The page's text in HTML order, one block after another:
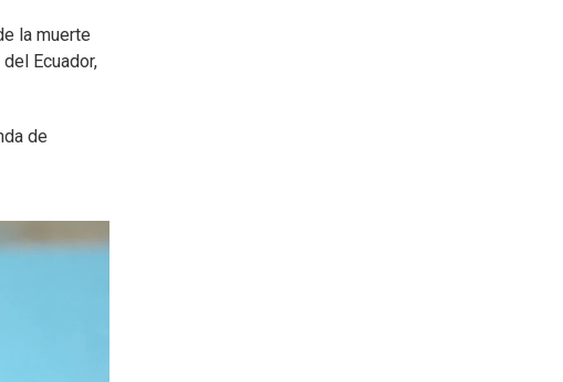
la muerte
Ecuador,
de